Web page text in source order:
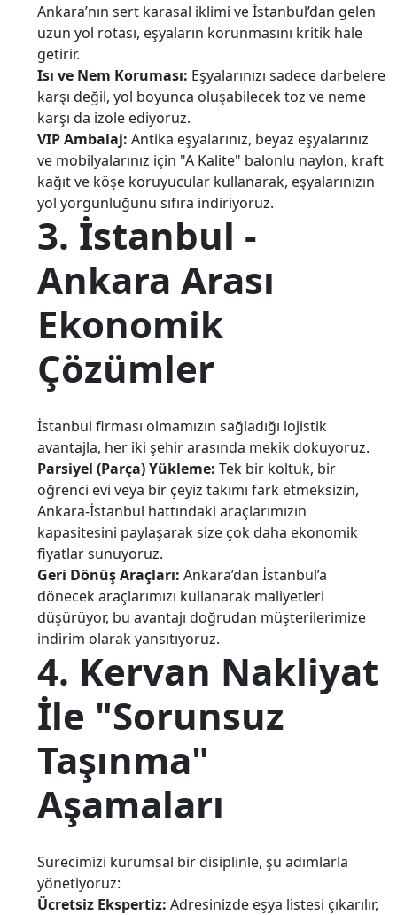
Ankara’nın sert karasal iklimi ve İstanbul’dan gelen
uzun yol rotası, eşyaların korunmasını kritik hale
getirir.
Isı ve Nem Koruması: Eşyalarınızı sadece darbelere
karşı değil, yol boyunca oluşabilecek toz ve neme
karşı da izole ediyoruz.
VIP Ambalaj: Antika eşyalarınız, beyaz eşyalarınız
ve mobilyalarınız için "A Kalite" balonlu naylon, kraft
kağıt ve köşe koruyucular kullanarak, eşyalarınızın
yol yorgunluğunu sıfıra indiriyoruz.
3. İstanbul -
Ankara Arası
Ekonomik
Çözümler
İstanbul firması olmamızın sağladığı lojistik
avantajla, her iki şehir arasında mekik dokuyoruz.
Parsiyel (Parça) Yükleme: Tek bir koltuk, bir
öğrenci evi veya bir çeyiz takımı fark etmeksizin,
Ankara-İstanbul hattındaki araçlarımızın
kapasitesini paylaşarak size çok daha ekonomik
fiyatlar sunuyoruz.
Geri Dönüş Araçları: Ankara’dan İstanbul’a
dönecek araçlarımızı kullanarak maliyetleri
düşürüyor, bu avantajı doğrudan müşterilerimize
indirim olarak yansıtıyoruz.
4. Kervan Nakliyat
İle "Sorunsuz
Taşınma"
Aşamaları
Sürecimizi kurumsal bir disiplinle, şu adımlarla
yönetiyoruz:
Ücretsiz Ekspertiz: Adresinizde eşya listesi çıkarılır,